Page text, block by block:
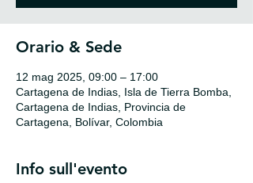
Orario & Sede
12 mag 2025, 09:00 – 17:00
Cartagena de Indias, Isla de Tierra Bomba,
Cartagena de Indias, Provincia de
Cartagena, Bolívar, Colombia
Info sull'evento